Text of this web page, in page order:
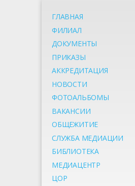
ГЛАВНАЯ
ФИЛИАЛ
ДОКУМЕНТЫ
ПРИКАЗЫ
АККРЕДИТАЦИЯ
НОВОСТИ
ФОТОАЛЬБОМЫ
ВАКАНСИИ
ОБЩЕЖИТИЕ
СЛУЖБА МЕДИАЦИИ
БИБЛИОТЕКА
МЕДИАЦЕНТР
ЦОР